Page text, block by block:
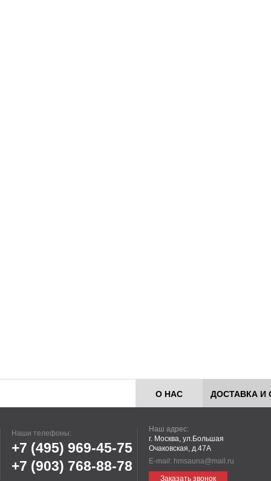
О НАС ДОСТАВКА И
Наши телефоны:
+7 (495) 969-45-75
+7 (903) 768-88-78
Наш адрес:
г. Москва, ул.Большая
Очаковская, д.47А
E-mail: hmsauna@mail.ru
Заказать звонок